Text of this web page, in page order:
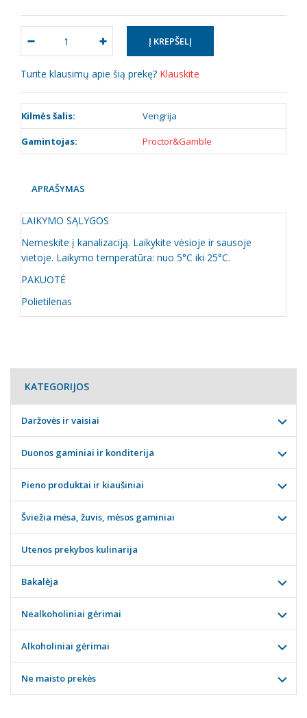
Turite klausimų apie šią prekę? Klauskite
Kilmės šalis: Vengrija
Gamintojas: Proctor&Gamble
APRAŠYMAS
LAIKYMO SĄLYGOS
Nemeskite į kanalizaciją. Laikykite vėsioje ir sausoje
vietoje. Laikymo temperatūra: nuo 5°C iki 25°C.
PAKUOTĖ
Polietilenas
KATEGORIJOS
Daržovės ir vaisiai
Duonos gaminiai ir konditerija
Pieno produktai ir kiaušiniai
Šviežia mėsa, žuvis, mėsos gaminiai
Utenos prekybos kulinarija
Bakalėja
Nealkoholiniai gėrimai
Alkoholiniai gėrimai
Ne maisto prekės